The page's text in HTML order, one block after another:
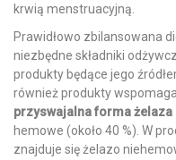
krwią menstruacyjną.
Prawidłowo zbilansowana
niezbędne składniki
produkty będące jego
również produkty
przyswajalna forma
hemowe (około 40 %). W
znajduje się żelazo